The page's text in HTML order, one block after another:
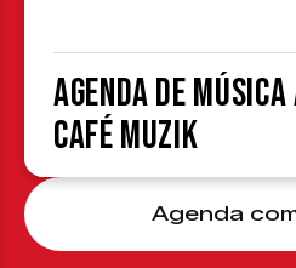
Agenda de
Café Muzik
Agenda